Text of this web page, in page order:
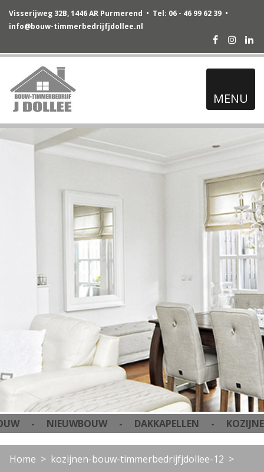
Visserijweg 32B, 1446 AR Purmerend • Tel: 06 - 46 99 62 39 •
info@bouw-timmerbedrijfjdollee.nl
Facebook
MENU
- NIEUWBOUW - DAKKAPELLEN -
Home kozijnen-bouw-timmerbedrijfjdollee-12